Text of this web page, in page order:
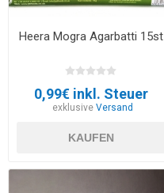
Heera Mogra Agarbatti 15st
0,99€ inkl. Steuer
exklusiveVersand
KAUFEN